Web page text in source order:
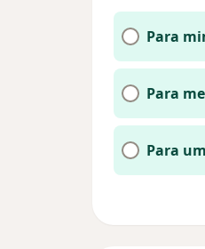
Para
Para
Para